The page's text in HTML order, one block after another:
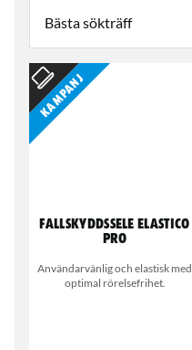
Kampanj
Fallskyddssele Elastico
Pro
Användarvänlig och elastisk med
optimal rörelsefrihet.